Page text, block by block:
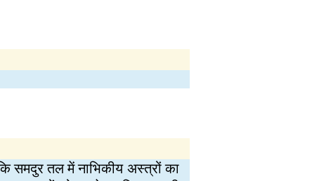
समदुर तल में नाभिकीय अस्त्रों का